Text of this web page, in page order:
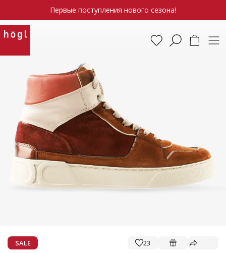
Первые поступления нового сезона!
SALE 23